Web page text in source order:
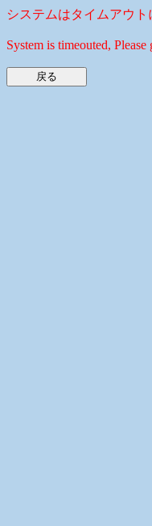
システムはタイムアウ
System is timeouted, Please